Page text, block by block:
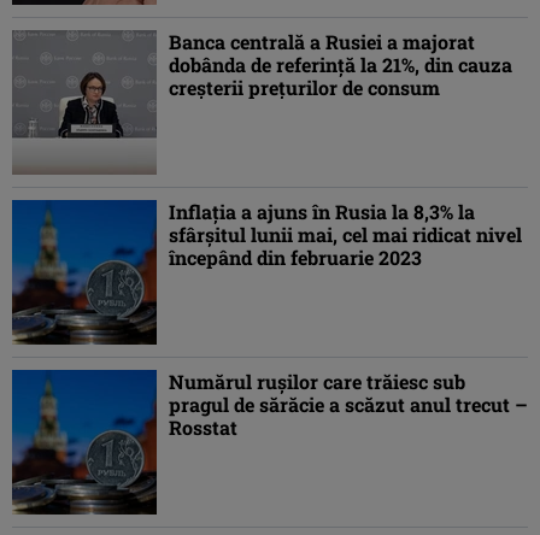
Banca centrală a Rusiei a majorat
dobânda de referinţă la 21%, din cauza
creşterii preţurilor de consum
Inflația a ajuns în Rusia la 8,3% la
sfârșitul lunii mai, cel mai ridicat nivel
începând din februarie 2023
Numărul rușilor care trăiesc sub
pragul de sărăcie a scăzut anul trecut –
Rosstat